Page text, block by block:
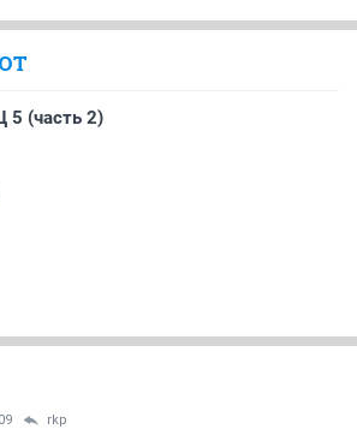
(часть 2)
rkp